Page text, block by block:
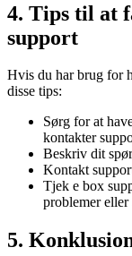
4. Tips til at
support
Hvis du har brug for
disse tips:
Sørg for at
kontakter
Beskriv dit
Kontakt
Tjek e box
problemer eller
5.